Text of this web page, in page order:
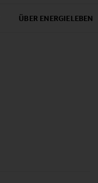
ÜBER ENERGIELEBEN